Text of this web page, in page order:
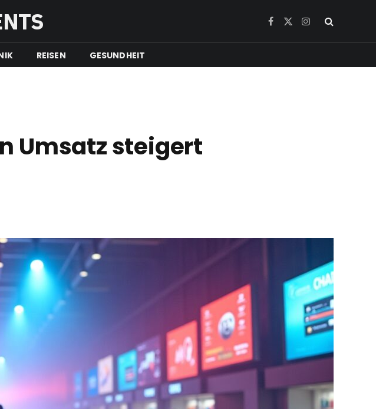
Facebook
X
Instagram
REISEN GESUNDHEIT
Umsatz steigert